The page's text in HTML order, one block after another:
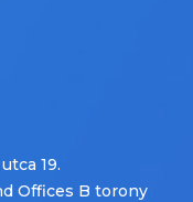
19.
Offices B torony